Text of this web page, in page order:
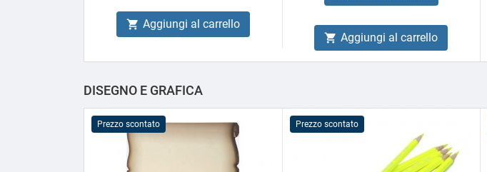
 Aggiungi al carrello
 Aggiungi al carrello
DISEGNO E GRAFICA
Prezzo scontato Prezzo scontato